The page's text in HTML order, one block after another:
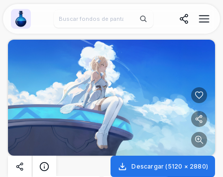
Wallpaper Alchemy
Descargar (5120 × 2880)